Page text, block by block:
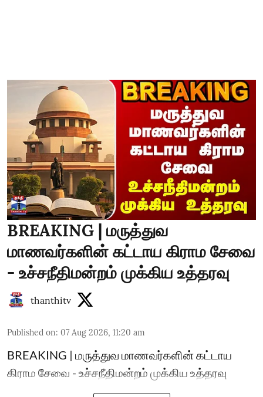
BREAKING | மருத்துவ
மாணவர்களின் கட்டாய கிராம சேவை
- உச்சநீதிமன்றம் முக்கிய உத்தரவு
thanthitv
Published on: 07 Aug 2026, 11:20 am
BREAKING | மருத்துவ மாணவர்களின் கட்டாய
கிராம சேவை - உச்சநீதிமன்றம் முக்கிய உத்தரவு